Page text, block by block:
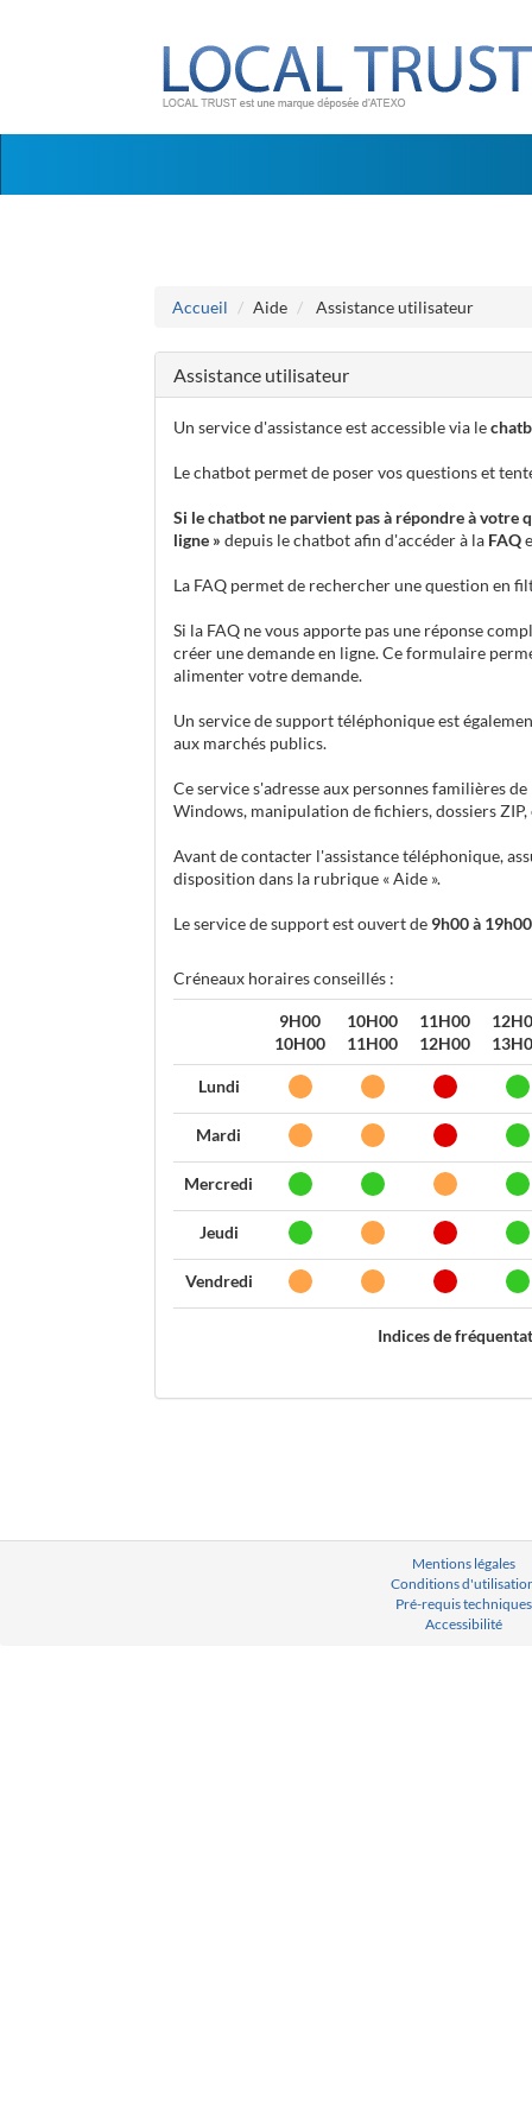
Accueil Aide Assistance utilisateur
Assistance utilisateur
Un service d'assistance est accessible via le
Le chatbot permet de poser vos questions et
Si le chatbot ne parvient pas à répondre à votre
ligne » depuis le chatbot afin d'accéder à la FAQ
La FAQ permet de rechercher une question en
Si la FAQ ne vous apporte pas une réponse
créer une demande en ligne. Ce formulaire
alimenter votre demande.
Un service de support téléphonique est
aux marchés publics.
Ce service s'adresse aux personnes familières
Windows, manipulation de fichiers, dossiers
Avant de contacter l'assistance téléphonique,
disposition dans la rubrique « Aide ».
Le service de support est ouvert de 9h00 à 19h00
Créneaux horaires conseillés :
9H00
10H00
10H00
11H00
11H00
12H00
Lundi
Mardi
Mercredi
Jeudi
Vendredi
Indices de
Mentions légales
Conditions
Pré-requis techniques
Accessibilité